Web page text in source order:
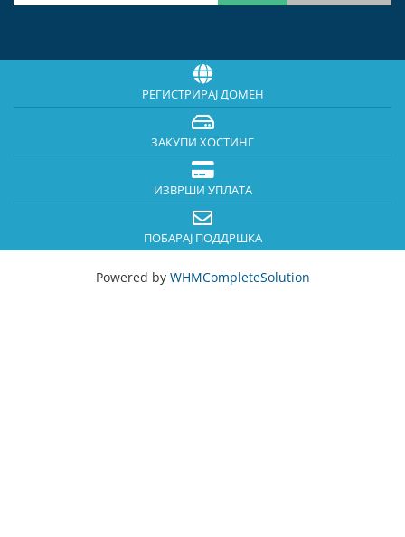
РЕГИСТРИРАЈ ДОМЕН
ЗАКУПИ ХОСТИНГ
ИЗВРШИ УПЛАТА
ПОБАРАЈ ПОДДРШКА
Powered by WHMCompleteSolution